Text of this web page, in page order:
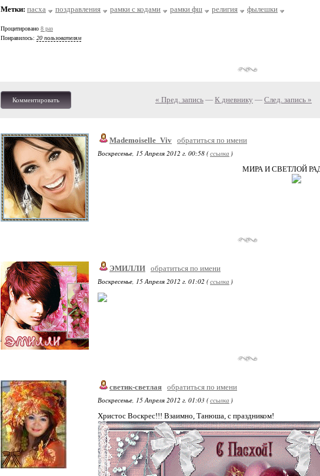
Метки: пасха поздравления рамки с кодами рамки фш религия фылешки
Процитировано 8 раз
Понравилось: 20 пользователям
Комментировать « Пред. запись — К дневнику — След. запись »
Mademoiselle_Viv обратиться по имени
Воскресенье, 15 Апреля 2012 г. 00:58 (ссылка )
МИРА И СВЕТЛОЙ
ЭМИЛЛИ обратиться по имени
Воскресенье, 15 Апреля 2012 г. 01:02 (ссылка )
светик-светлая обратиться по имени
Воскресенье, 15 Апреля 2012 г. 01:03 (ссылка )
Христос Воскрес!!! Взаимно, Танюша, с праздником!